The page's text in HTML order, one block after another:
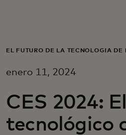
Para empresas
Para innovadores
EL FUTURO DE LA TECNOLOGÍA DE
enero 11, 2024
CES 2024:
tecnológico